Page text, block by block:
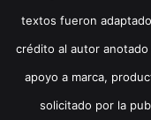
textos fueron
crédito al autor
apoyo a marca,
solicitado por la